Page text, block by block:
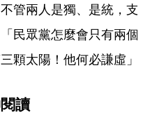
管兩人是獨、是統，支
民眾黨怎麼會只有兩個
顆太陽！他何必謙虛」
讀